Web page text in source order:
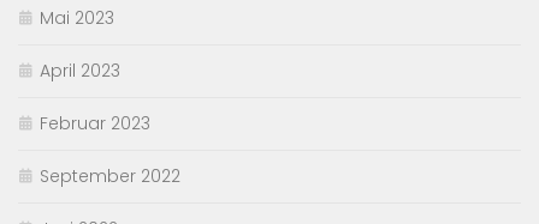
Mai 2023
April 2023
Februar 2023
September 2022